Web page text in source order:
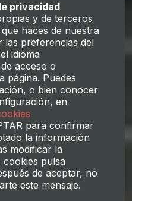
privacidad
y de terceros
haces de nuestra
preferencias del
idioma
acceso o
página. Puedes
o bien conocer
en
para confirmar
la información
modificar la
pulsa
de aceptar, no
este mensaje.